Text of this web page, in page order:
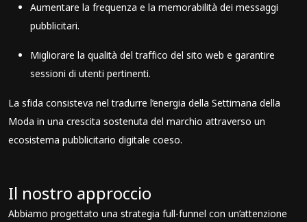
Aumentare la frequenza e la memorabilità dei messaggi
pubblicitari.
Migliorare la qualità del traffico del sito web e garantire
sessioni di utenti pertinenti.
La sfida consisteva nel tradurre l’energia della Settimana della
Moda in una crescita sostenuta del marchio attraverso un
ecosistema pubblicitario digitale coeso.
Il nostro approccio
Abbiamo progettato una strategia full-funnel con un’attenzione